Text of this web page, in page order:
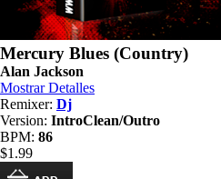
Mercury Blues (Country)
Alan Jackson
Mostrar Detalles
Remixer: Dj
Version: IntroClean/Outro
BPM: 86
$1.99